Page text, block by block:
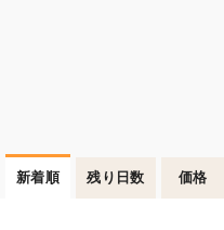
新着順 残り日数 価格